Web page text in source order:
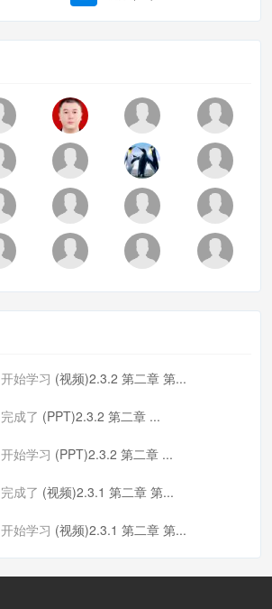
开始学习 (视频)2.3.2 第二章 第...
完成了 (PPT)2.3.2 第二章 ...
开始学习 (PPT)2.3.2 第二章 ...
完成了 (视频)2.3.1 第二章 第...
开始学习 (视频)2.3.1 第二章 第...